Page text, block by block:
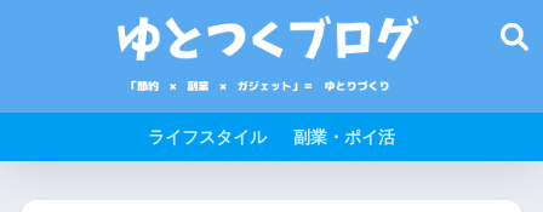
ライフスタイル 副業・ポイ活